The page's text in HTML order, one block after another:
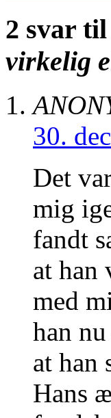
2 svar til
virkelig
30.
Det
mig
fandt
at han
med
han
at han
Hans